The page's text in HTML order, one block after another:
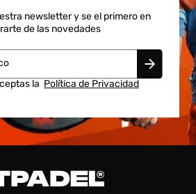
newsletter y se el primero en
de las novedades
la Política de Privacidad